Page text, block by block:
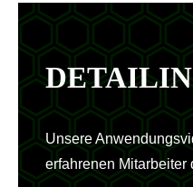
Unsere
erfahrenen Mitarbeiter